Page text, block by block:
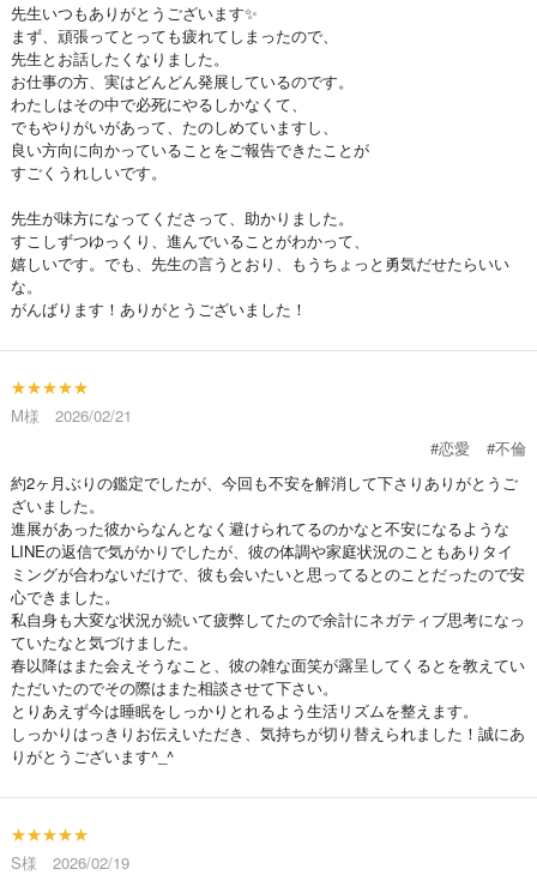
先生いつもありがとうございます✨
まず、頑張ってとっても疲れてしまったので、
先生とお話したくなりました。
お仕事の方、実はどんどん発展しているのです。
わたしはその中で必死にやるしかなくて、
でもやりがいがあって、たのしめていますし、
良い方向に向かっていることをご報告できたことが
すごくうれしいです。
先生が味方になってくださって、助かりました。
すこしずつゆっくり、進んでいることがわかって、
嬉しいです。でも、先生の言うとおり、もうちょっと勇気だせたらいい
な。
がんばります！ありがとうございました！
★★★★★
M様 2026/02/21
#恋愛
#不倫
約2ヶ月ぶりの鑑定でしたが、今回も不安を解消して下さりありがとうご
ざいました。
進展があった彼からなんとなく避けられてるのかなと不安になるような
LINEの返信で気がかりでしたが、彼の体調や家庭状況のこともありタイ
ミングが合わないだけで、彼も会いたいと思ってるとのことだったので安
心できました。
私自身も大変な状況が続いて疲弊してたので余計にネガティブ思考になっ
ていたなと気づけました。
春以降はまた会えそうなこと、彼の雑な面笑が露呈してくるとを教えてい
ただいたのでその際はまた相談させて下さい。
とりあえず今は睡眠をしっかりとれるよう生活リズムを整えます。
しっかりはっきりお伝えいただき、気持ちが切り替えられました！誠にあ
りがとうございます^_^
★★★★★
S様 2026/02/19